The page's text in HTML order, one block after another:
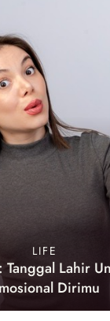
LIFE
Lahir
Dirimu